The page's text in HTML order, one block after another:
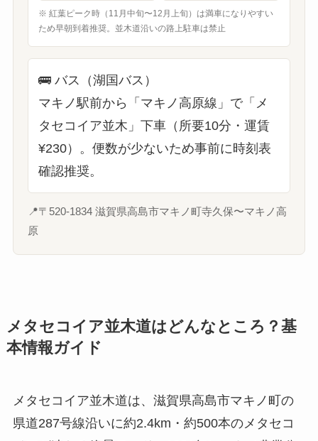
※ 紅葉ピーク時（11月中旬〜12月上旬）は満車になりやすい
ため早朝到着推奨。並木道沿いの路上駐車は禁止
🚌バス（湖国バス）
マキノ駅前から「マキノ高原線」で「メ
タセコイア並木」下車（所要10分・運賃
¥230）。便数が少ないため事前に時刻表
確認推奨。
📍〒520-1834 滋賀県高島市マキノ町寺久保〜マキノ高
原
メタセコイア並木道はどんなところ？基
本情報ガイド
メタセコイア並木道は、滋賀県高島市マキノ町の
県道287号線沿いに約2.4km・約500本のメタセコ